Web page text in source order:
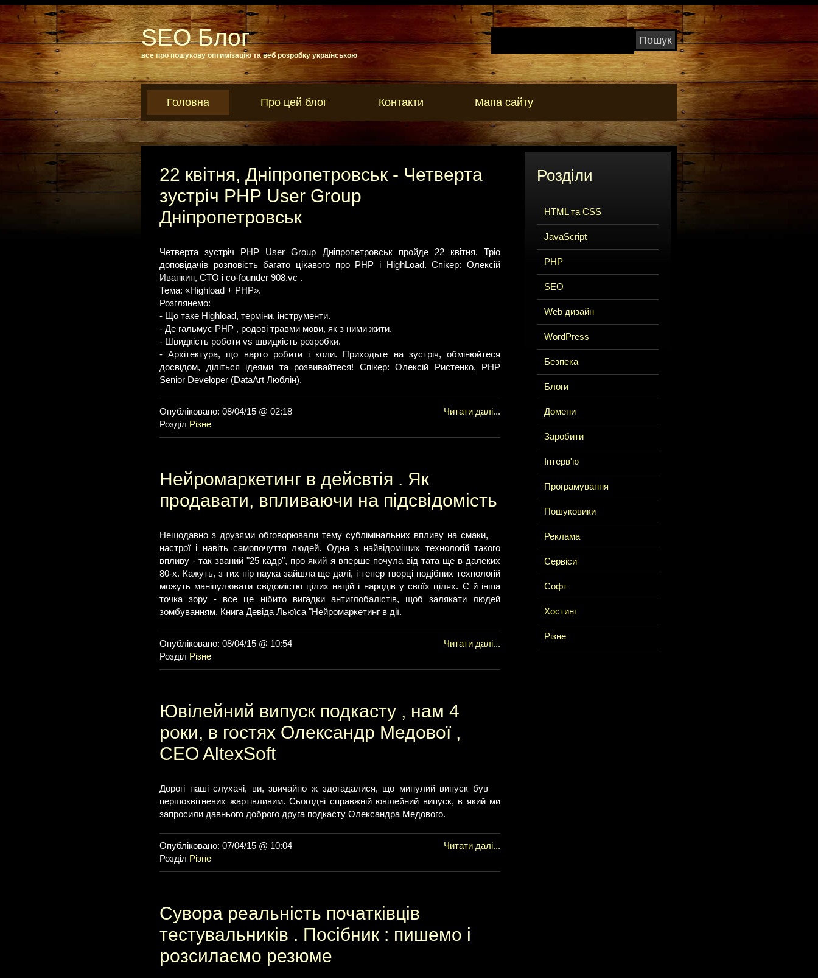
SEO Блог
все про пошукову оптимізацію та веб розробку українською
Головна Про цей блог Контакти Мапа сайту
22 квітня, Дніпропетровськ - Четверта
зустріч РНР User Group
Дніпропетровськ
Четверта зустріч РНР User Group Дніпропетровськ пройде 22 квітня. Тріо
доповідачів розповість багато цікавого про PHP і HighLoad. Спікер: Олексій
Иванкин, CTO і co-founder 908.vc .
Тема: «Highload + PHP».
Розглянемо:
- Що таке Highload, терміни, інструменти.
- Де гальмує PHP , родові травми мови, як з ними жити.
- Швидкість роботи vs швидкість розробки.
- Архітектура, що варто робити і коли. Приходьте на зустріч, обмінюйтеся
досвідом, діліться ідеями та розвивайтеся! Спікер: Олексій Ристенко, PHP
Senior Developer (DataArt Люблін).
Опубліковано: 08/04/15 @ 02:18
Розділ Різне
Читати далі...
Нейромаркетинг в дейсвтія . Як
продавати, впливаючи на підсвідомість
Нещодавно з друзями обговорювали тему сублімінальних впливу на смаки,
настрої і навіть самопочуття людей. Одна з найвідоміших технологій такого
впливу - так званий "25 кадр", про який я вперше почула від тата ще в далеких
80-х. Кажуть, з тих пір наука зайшла ще далі, і тепер творці подібних технологій
можуть маніпулювати свідомістю цілих націй і народів у своїх цілях. Є й інша
точка зору - все це нібито вигадки антиглобалістів, щоб залякати людей
зомбуванням. Книга Девіда Льюїса "Нейромаркетинг в дії.
Опубліковано: 08/04/15 @ 10:54
Розділ Різне
Читати далі...
Ювілейний випуск подкасту , нам 4
роки, в гостях Олександр Медової ,
CEO AltexSoft
Дорогі наші слухачі, ви, звичайно ж здогадалися, що минулий випуск був
першоквітневих жартівливим. Сьогодні справжній ювілейний випуск, в який ми
запросили давнього доброго друга подкасту Олександра Медового.
Опубліковано: 07/04/15 @ 10:04
Розділ Різне
Читати далі...
Сувора реальність початківців
тестувальників . Посібник : пишемо і
розсилаємо резюме
Розділи
HTML та CSS
JavaScript
PHP
SEO
Web дизайн
WordPress
Безпека
Блоги
Домени
Заробити
Інтерв'ю
Програмування
Пошуковики
Реклама
Сервіси
Софт
Хостинг
Різне